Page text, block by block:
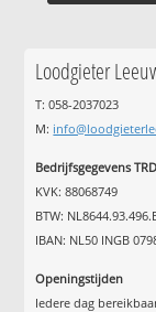
Loodgieter
T: 058-2037023
M:
Bedrijfsgegevens
KVK: 88068749
BTW:
IBAN: NL50 INGB
Openingstijden
Iedere dag